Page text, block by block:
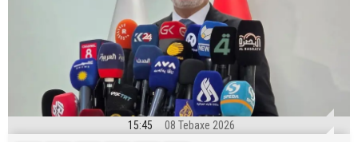
15:45 08 Tebaxe 2026